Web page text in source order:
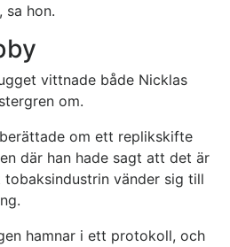
hon.
vittnade både Nicklas
om.
om ett replikskifte
där han hade sagt att det är
vänder sig till
hamnar i ett protokoll, och